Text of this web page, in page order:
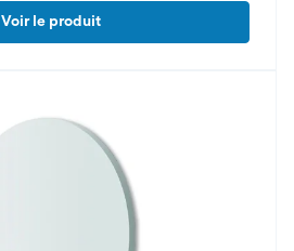
Voir le produit